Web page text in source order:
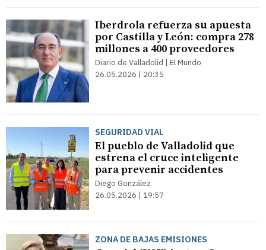
Iberdrola refuerza su apuesta
por Castilla y León: compra 278
millones a 400 proveedores
Diario de Valladolid | El Mundo
26.05.2026 | 20:35
SEGURIDAD VIAL
El pueblo de Valladolid que
estrena el cruce inteligente
para prevenir accidentes
Diego González
26.05.2026 | 19:57
ZONA DE BAJAS EMISIONES